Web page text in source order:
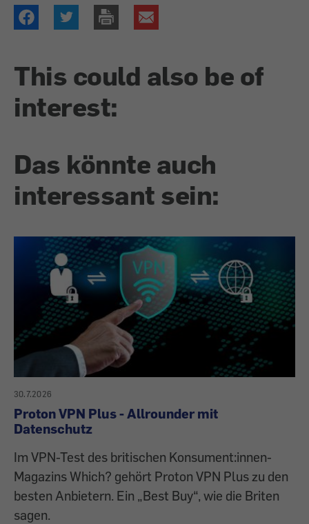
This could also be of
interest:
Das könnte auch
interessant sein:
30.7.2026
Proton VPN Plus - Allrounder mit
Datenschutz
Im VPN-Test des britischen Konsument:innen-
Magazins Which? gehört Proton VPN Plus zu den
besten Anbietern. Ein „Best Buy“, wie die Briten
sagen.